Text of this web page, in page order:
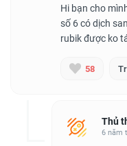
Hi bạn cho
số 6 có dịch
58
Thủ
6 năm